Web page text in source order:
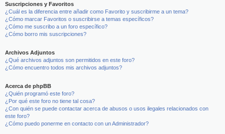
Suscripciones y Favoritos
¿Cuál es la diferencia entre añadir como Favorito y suscribirme a un tema?
¿Cómo marcar Favoritos o suscribirse a temas específicos?
¿Cómo me suscribo a un foro específico?
¿Cómo borro mis suscripciones?
Archivos Adjuntos
¿Qué archivos adjuntos son permitidos en este foro?
¿Cómo encuentro todos mis archivos adjuntos?
Acerca de phpBB
¿Quién programó este foro?
¿Por qué este foro no tiene tal cosa?
¿Con quién se puede contactar acerca de abusos o usos ilegales relacionados con
este foro?
¿Cómo puedo ponerme en contacto con un Administrador?